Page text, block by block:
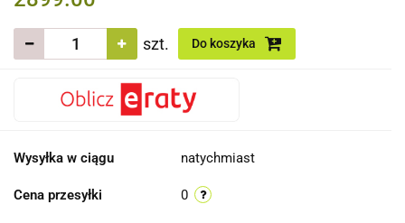
szt. Do koszyka
Wysyłka w ciągu natychmiast
Cena przesyłki 0